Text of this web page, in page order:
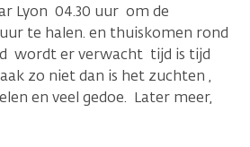
Lyon 04.30 uur om de
te halen. en thuiskomen rond
wordt er verwacht tijd is tijd
zo niet dan is het zuchten ,
en veel gedoe. Later meer,